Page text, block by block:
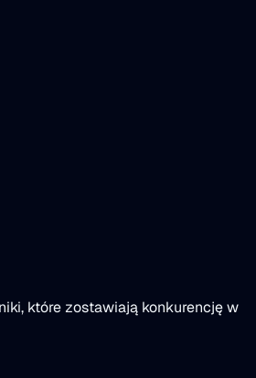
które zostawiają konkurencję w